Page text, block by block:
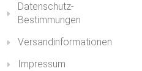
Datenschutz-
Bestimmungen
Versandinformationen
Impressum